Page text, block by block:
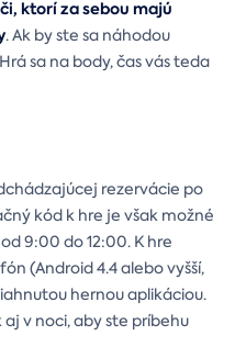
ktorí za sebou majú
. Ak by ste sa náhodou
sa na body, čas vás teda
rezervácie po
kód k hre je však možné
9:00 do 12:00. K hre
(Android 4.4 alebo vyšší,
hernou aplikáciou.
v noci, aby ste príbehu